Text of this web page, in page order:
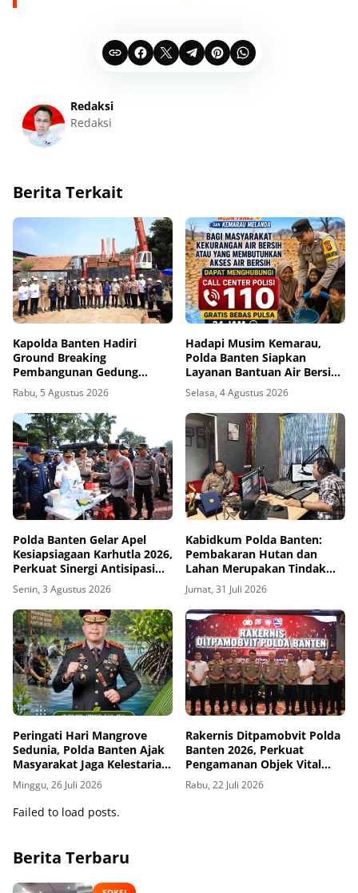
Redaksi
Redaksi
Berita Terkait
Kapolda Banten Hadiri
Ground Breaking
Pembangunan Gedung
Kantor DPD RI di Ibu Kota
Provinsi Banten
Rabu, 5 Agustus 2026
Hadapi Musim Kemarau,
Polda Banten Siapkan
Layanan Bantuan Air Bersih
Melalui 110
Selasa, 4 Agustus 2026
Polda Banten Gelar Apel
Kesiapsiagaan Karhutla 2026,
Perkuat Sinergi Antisipasi
Bencana
Senin, 3 Agustus 2026
Kabidkum Polda Banten:
Pembakaran Hutan dan
Lahan Merupakan Tindak
Pidana, Pelaku Akan
Ditindak Tegas
Jumat, 31 Juli 2026
Peringati Hari Mangrove
Sedunia, Polda Banten Ajak
Masyarakat Jaga Kelestarian
Pesisir
Minggu, 26 Juli 2026
Rakernis Ditpamobvit Polda
Banten 2026, Perkuat
Pengamanan Objek Vital
Guna Mendukung Asta Cita
Rabu, 22 Juli 2026
Failed to load posts.
Berita Terbaru